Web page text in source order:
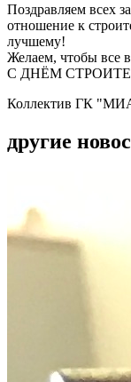
Поздравляем всех
отношение к
лучшему!
Желаем, чтобы все
С ДНЁМ
Коллектив ГК
другие